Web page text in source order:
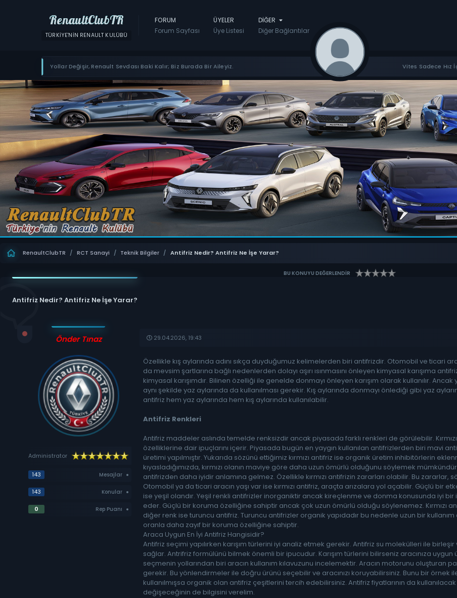
RenaultClubTR
TÜRKIYE'NIN RENAULT KULÜBÜ
FORUM
Forum Sayfası
ÜYELER
Üye Listesi
DIĞER
Diğer Bağlantılar
Yollar Değişir, Renault Sevdası Baki Kalır; Biz Burada Bir Aileyiz. Vites Sadece Hız
RenaultClubTR / RCT Sanayi / Teknik Bilgiler / Antifriz Nedir? Antifriz Ne İşe Yarar?
BU KONUYU DEĞERLENDİR
Antifriz Nedir? Antifriz Ne İşe Yarar?
Önder Tınaz
Administrator
143 Mesajlar
143 Konular
0 Rep Puanı
29.04.2026, 19:43
Özellikle kış aylarında adını sıkça duyduğumuz kelimelerden biri antifrizdir. Otomobil ve ticari
da mevsim şartlarına bağlı nedenlerden dolayı aşırı ısınmasını önleyen kimyasal karışıma
kimyasal karışımdır. Bilinen özelliği ile genelde donmayı önleyen karışım olarak kullanılır.
aynı şekilde yaz aylarında da kullanılması gerekir. Kış aylarında donmayı önlediği gibi yaz
antifriz hem yaz aylarında hem kış aylarında kullanılabilir.
Antifriz Renkleri
Antifriz maddeler aslında temelde renksizdir ancak piyasada farklı renkleri de görülebilir.
özelliklerine dair ipuçlarını içerir. Piyasada bugün en yaygın kullanılan antifrizlerden biri mavi
üretimi yapılmıştır. Yukarıda sözünü ettiğimiz kırmızı antifriz ise organik üretim inhibitörlerin
kıyasladığımızda, kırmızı olanın maviye göre daha uzun ömürlü olduğunu söylemek
antifrizden daha iyidir anlamına gelmez. Özellikle kırmızı antifrizin zararları olabilir. Bu zararlar,
Otomobil ya da ticari aracın yaşı var ise kırmızı antifriz, araçta arızalara yol açabilir. Güçlü
ise yeşil olandır. Yeşil renkli antifrizler inorganiktir ancak kireçlenme ve donma konusunda iyi
eder. Güçlü bir koruma özelliğine sahiptir ancak çok uzun ömürlü olduğu söylenemez. Kırmızı
diğer renk ise turuncu antifriz. Turuncu antifrizler organik yapıdadır bu nedenle uzun bir
oranla daha zayıf bir koruma özelliğine sahiptir.
Araca Uygun En İyi Antifriz Hangisidir?
Antifriz seçimi yapılırken karışım türlerini iyi analiz etmek gerekir. Antifriz su molekülleri ile
sağlar. Antrifriz formülünü bilmek önemli bir ipucudur. Karışım türlerini bilirseniz aracınıza
seçmenin yollarından biri aracın kullanım kılavuzunu incelemektir. Aracın motorunu
gerekir. Bu yönlendirmeler ile doğru ürünü seçebilir ve aracınızı koruyabilirsiniz. Bunu bir örnek
kullanılmışsa organik olan antifriz çeşitlerini tercih edebilirsiniz. Antifriz fiyatlarının da
değişeceğinin de bilgisini verelim.